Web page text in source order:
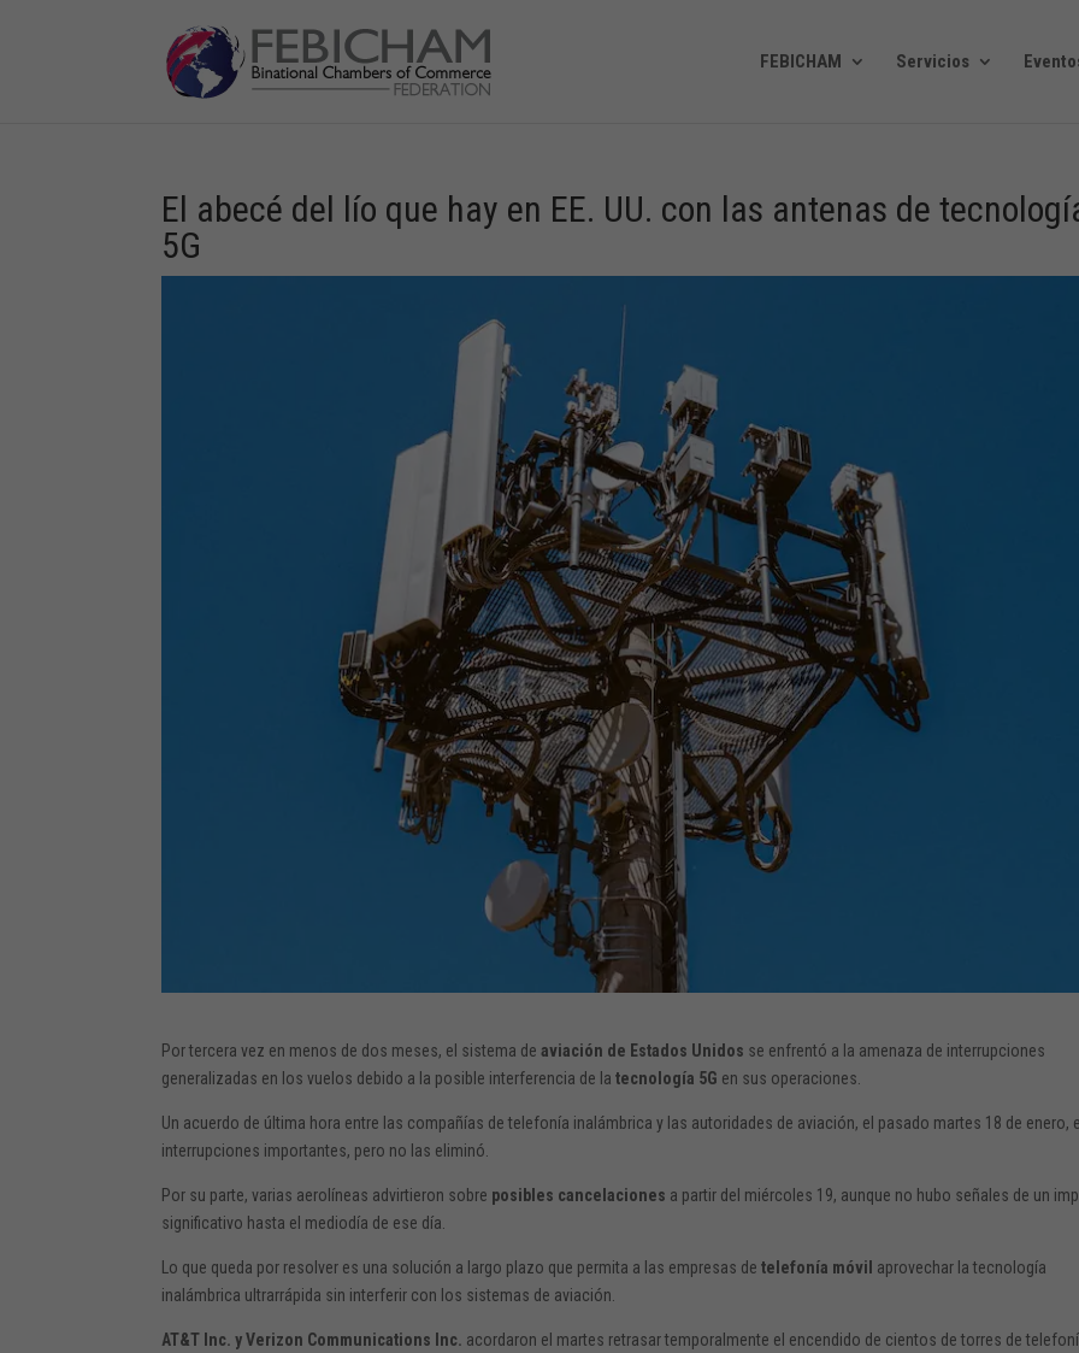
FEBICHAM Servicios
El abecé del lío que hay en EE. UU. con las antenas de
5G
Por tercera vez en menos de dos meses, el sistema deaviación de Estados Unidos se enfrentó a la amenaza de interrupciones
generalizadas en los vuelos debido a la posible interferencia de latecnología 5G en sus operaciones.
Un acuerdo de última hora entre las compañías de telefonía inalámbrica y las autoridades de aviación, el pasado martes 18 de enero,
interrupciones importantes, pero no las eliminó.
Por su parte, varias aerolíneas advirtieron sobre posibles cancelaciones a partir del miércoles 19, aunque no hubo señales de un
significativo hasta el mediodía de ese día.
Lo que queda por resolver es una solución a largo plazo que permita a las empresas detelefonía móvil aprovechar la tecnología
inalámbrica ultrarrápida sin interferir con los sistemas de aviación.
AT&T Inc. y Verizon Communications Inc. acordaron el martes retrasar temporalmente el encendido de cientos de torres de